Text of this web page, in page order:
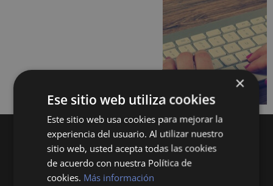
×
Ese sitio web utiliza cookies
Este sitio web usa cookies para mejorar la
experiencia del usuario. Al utilizar nuestro
sitio web, usted acepta todas las cookies
de acuerdo con nuestra Política de
cookies. Más información